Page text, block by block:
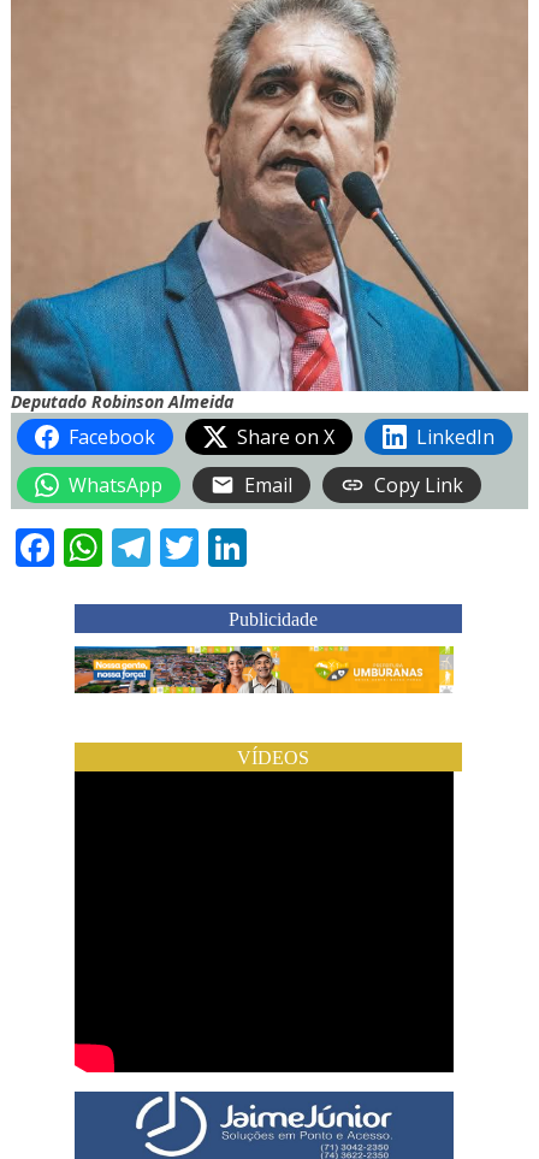
Deputado Robinson Almeida
Facebook Share on X
LinkedIn
WhatsApp
Email Copy Link
Facebook
WhatsApp
Telegram
Twitter
LinkedIn
Publicidade
VÍDEOS